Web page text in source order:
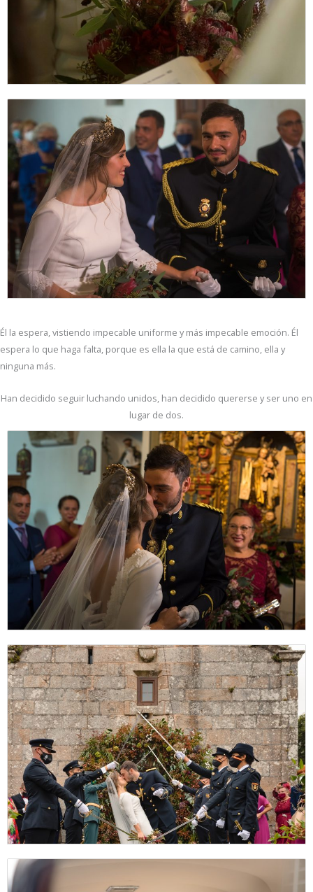
Él la espera, vistiendo impecable uniforme y más impecable emoción. Él
espera lo que haga falta, porque es ella la que está de camino, ella y
ninguna más.
Han decidido seguir luchando unidos, han decidido quererse y ser uno en
lugar de dos.